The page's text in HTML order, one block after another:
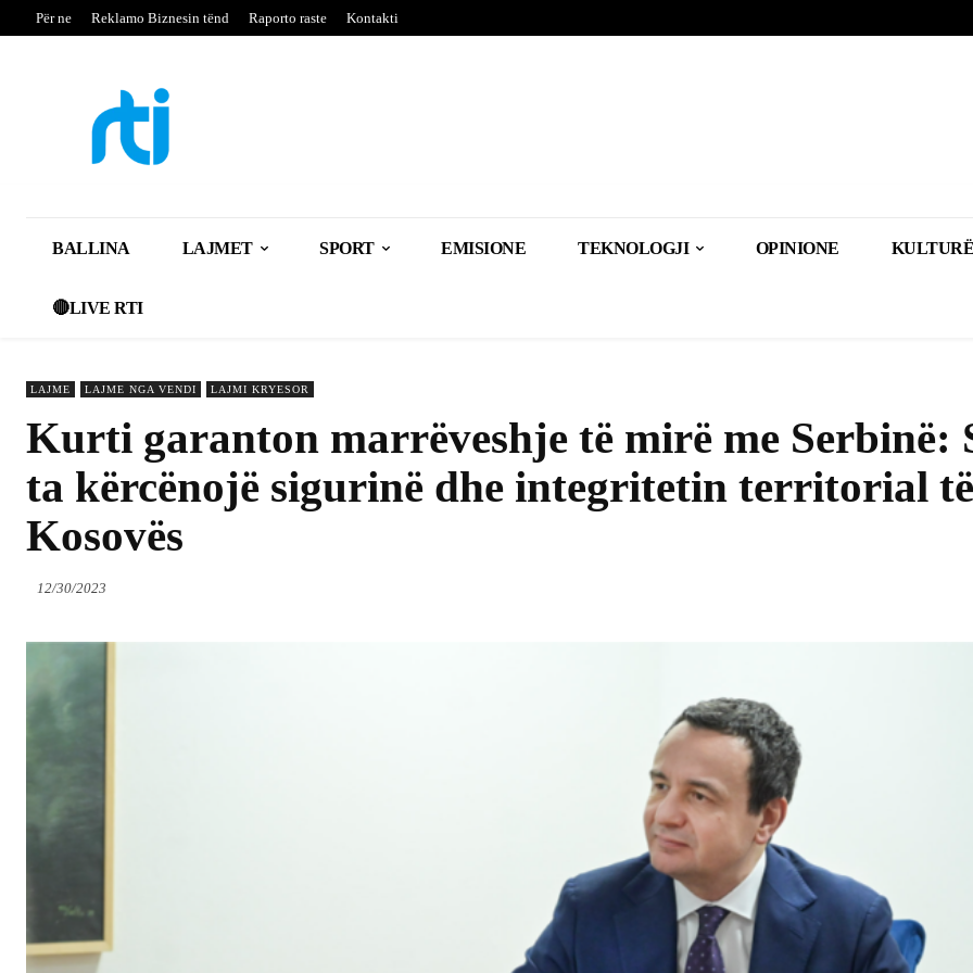
Për ne Reklamo Biznesin tënd Raporto raste Kontakti
BALLINA LAJMET SPORT EMISIONE TEKNOLOGJI OPINIONE
🔴LIVE RTI
LAJME LAJME NGA VENDI LAJMI KRYESOR
Kurti garanton marrëveshje të mirë me Serbinë:
ta kërcënojë sigurinë dhe integritetin territorial të
Kosovës
12/30/2023